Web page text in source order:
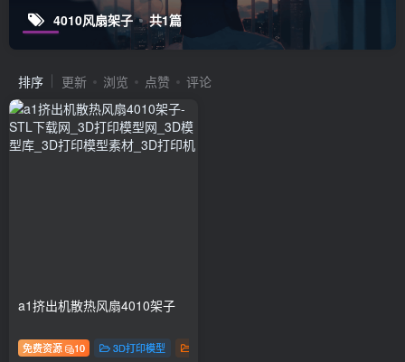
4010风扇架子 共1篇
排序 更新 浏览 点赞 评论
a1挤出机散热风扇4010架子
免费资源 10 3D打印模型